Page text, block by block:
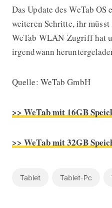
Das Update des WeTab
weiteren Schritte, ihr
WeTab WLAN-Zugriff hat
irgendwann
Quelle: WeTab GmbH
>> WeTab mit 16GB
>> WeTab mit 32GB
Tablet Tablet-Pc